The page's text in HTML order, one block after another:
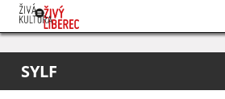
O projektu
SYLF